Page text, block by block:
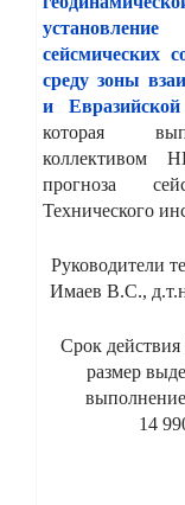
сейсмических
среду зоны
и
которая
коллективом
прогноза
Технического
Руководители
Имаев В.С.,
Срок действия
размер
выполнение
14